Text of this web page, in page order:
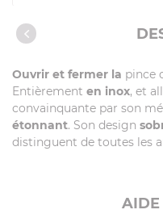
Caractéristiques
Ouvrir et fermer la pince
Entièrement en inox, et
convainquante par son
étonnant. Son design
distinguent de toutes les
AIDE